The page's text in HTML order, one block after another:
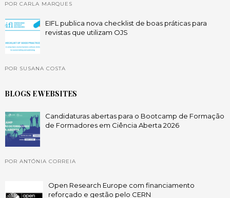
POR CARLA MARQUES
EIFL publica nova checklist de boas práticas para
revistas que utilizam OJS
POR SUSANA COSTA
BLOGS E WEBSITES
Candidaturas abertas para o Bootcamp de Formação
de Formadores em Ciência Aberta 2026
POR ANTÓNIA CORREIA
Open Research Europe com financiamento
reforçado e gestão pelo CERN